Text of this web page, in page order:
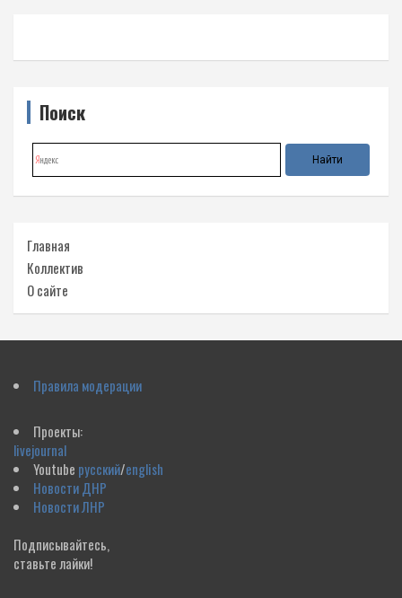
Поиск
Главная
Коллектив
О сайте
Правила модерации
Проекты:
livejournal
Youtube русский/english
Новости ДНР
Новости ЛНР
Подписывайтесь,
ставьте лайки!